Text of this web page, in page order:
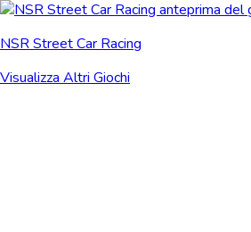
NSR Street Car Racing
Visualizza Altri Giochi